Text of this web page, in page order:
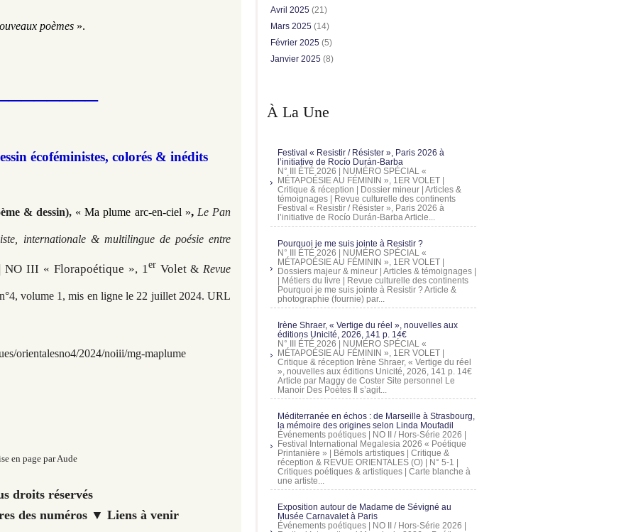
poèmes ».
écoféministes, colorés & inédits
& dessin), « Ma plume arc-en-ciel », Le Pan
internationale & multilingue de poésie entre
NO III « Florapoétique », 1er Volet & Revue
volume 1, mis en ligne le 22 juillet 2024. URL
orientalesno4/2024/noiii/mg-maplume
en page par Aude
droits réservés
des numéros ▼ Liens à venir
Avril 2025 (21)
Mars 2025 (14)
Février 2025 (5)
Janvier 2025 (8)
À La Une
Festival « Resistir / Résister », Paris 2026 à
l’initiative de Rocío Durán-Barba
N° III ÉTÉ 2026 | NUMÉRO SPÉCIAL «
MÉTAPOÉSIE AU FÉMININ », 1ER VOLET |
Critique & réception | Dossier mineur | Articles &
témoignages | Revue culturelle des continents
Festival « Resistir / Résister », Paris 2026 à
l’initiative de Rocío Durán-Barba Article...
Pourquoi je me suis jointe à Resistir ?
N° III ÉTÉ 2026 | NUMÉRO SPÉCIAL «
MÉTAPOÉSIE AU FÉMININ », 1ER VOLET |
Dossiers majeur & mineur | Articles & témoignages |
| Métiers du livre | Revue culturelle des continents
Pourquoi je me suis jointe à Resistir ? Article &
photographie (fournie) par...
Irène Shraer, « Vertige du réel », nouvelles aux
éditions Unicité, 2026, 141 p. 14€
N° III ÉTÉ 2026 | NUMÉRO SPÉCIAL «
MÉTAPOÉSIE AU FÉMININ », 1ER VOLET |
Critique & réception Irène Shraer, « Vertige du réel
», nouvelles aux éditions Unicité, 2026, 141 p. 14€
Article par Maggy de Coster Site personnel Le
Manoir Des Poètes Il s’agit...
Méditerranée en échos : de Marseille à Strasbourg,
la mémoire des origines selon Linda Moufadil
Événements poétiques | NO II / Hors-Série 2026 |
Festival International Megalesia 2026 « Poétique
Printanière » | Bémols artistiques | Critique &
réception & REVUE ORIENTALES (O) | N° 5-1 |
Critiques poétiques & artistiques | Carte blanche à
une artiste...
Exposition autour de Madame de Sévigné au
Musée Carnavalet à Paris
Événements poétiques | NO II / Hors-Série 2026 |